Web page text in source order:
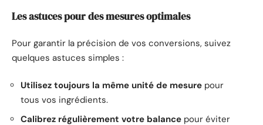
Les astuces pour des mesures optimales
Pour garantir la précision de vos conversions, suivez
quelques astuces simples :
Utilisez toujours la même unité de mesure pour
tous vos ingrédients.
Calibrez régulièrement votre balance pour éviter